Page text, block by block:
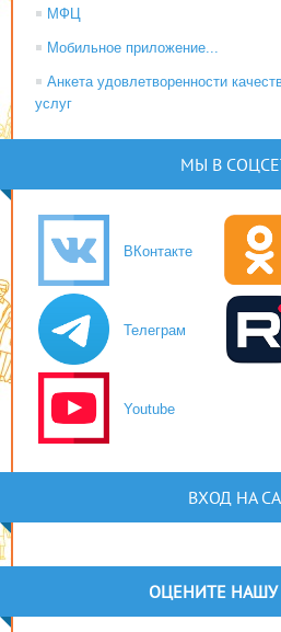
МФЦ
Мобильное приложение...
Анкета удовлетворенности
услуг
МЫ В
ВКонтакте
Телеграм
Youtube
ВХОД НА
ОЦЕНИТЕ НАШУ